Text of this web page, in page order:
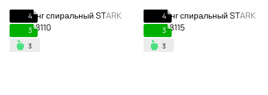
4
3
4
3